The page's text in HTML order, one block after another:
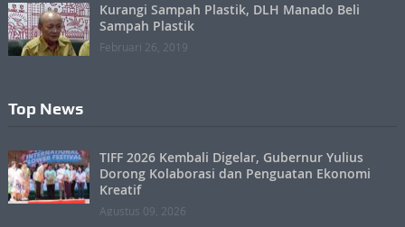
Kurangi Sampah Plastik, DLH Manado Beli
Sampah Plastik
Februari 26, 2019
Top News
TIFF 2026 Kembali Digelar, Gubernur Yulius
Dorong Kolaborasi dan Penguatan Ekonomi
Kreatif
Agustus 09, 2026